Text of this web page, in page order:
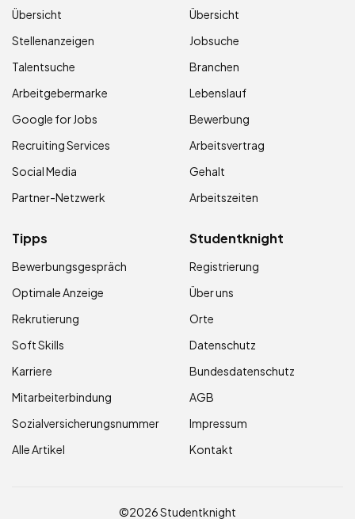
Übersicht
Stellenanzeigen
Talentsuche
Arbeitgebermarke
Google for Jobs
Recruiting Services
Social Media
Partner-Netzwerk
Übersicht
Jobsuche
Branchen
Lebenslauf
Bewerbung
Arbeitsvertrag
Gehalt
Arbeitszeiten
Tipps
Bewerbungsgespräch
Optimale Anzeige
Rekrutierung
Soft Skills
Karriere
Mitarbeiterbindung
Sozialversicherungsnummer
Alle Artikel
Studentknight
Registrierung
Über uns
Orte
Datenschutz
Bundesdatenschutz
AGB
Impressum
Kontakt
©2026 Studentknight